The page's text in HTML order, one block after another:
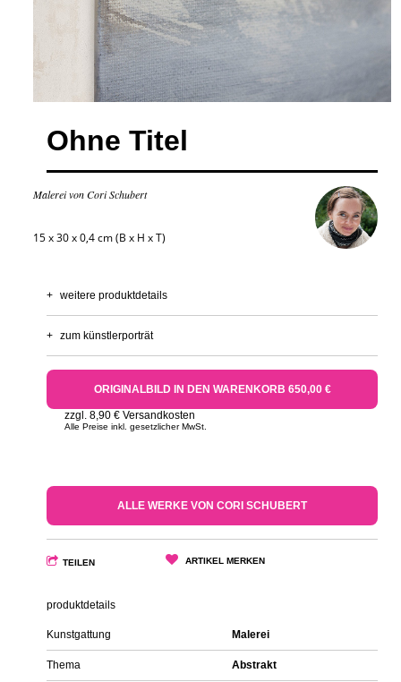
Ohne Titel
Malerei von Cori Schubert
15 x 30 x 0,4 cm (B x H x T)
+ weitere produktdetails
+ zum künstlerporträt
ORIGINALBILD IN DEN WARENKORB 650,00 €
zzgl. 8,90 € Versandkosten
Alle Preise inkl. gesetzlicher MwSt.
ALLE WERKE VON CORI SCHUBERT
TEILEN ARTIKEL MERKEN
produktdetails
Kunstgattung Malerei
Thema Abstrakt